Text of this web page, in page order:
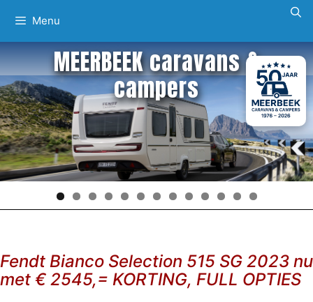
naar
de
inhoud
Menu
MEERBEEK caravans &
campers
Fendt Bianco Selection 515 SG 2023 nu
met € 2545,= KORTING, FULL OPTIES